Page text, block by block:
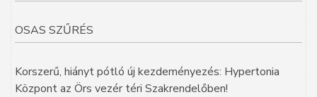
OSAS SZŰRÉS
Korszerű, hiányt pótló új kezdeményezés: Hypertonia
Központ az Örs vezér téri Szakrendelőben!